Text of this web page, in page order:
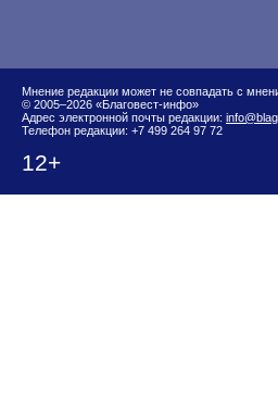
Мнение редакции может не совпадать с
© 2005–2026 «Благовест-инфо»
Адрес электронной почты редакции:
Телефон редакции: +7 499 264 97 72
12+